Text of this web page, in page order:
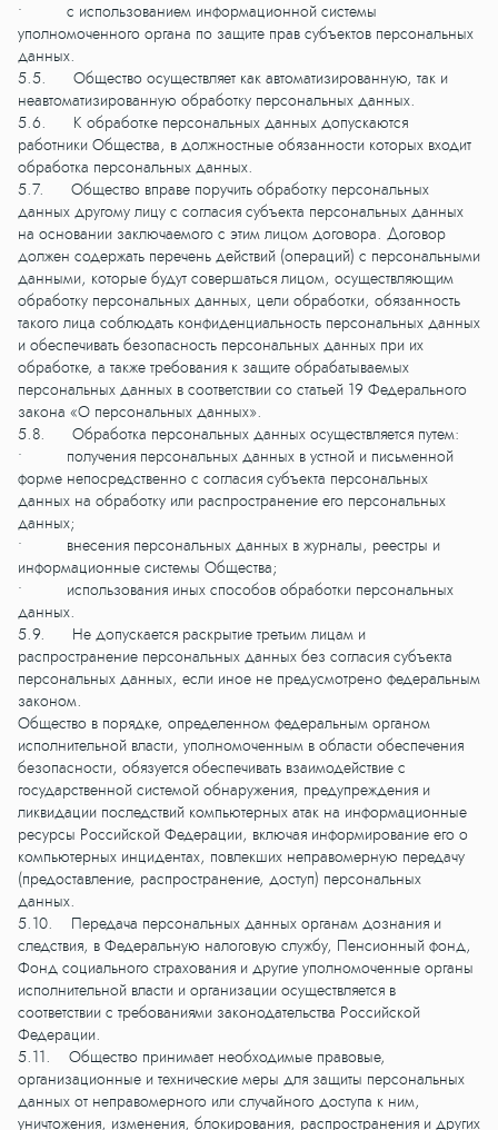
• с использованием информационной системы
уполномоченного органа по защите прав субъектов персональных
данных.
5.5. Общество осуществляет как автоматизированную, так и
неавтоматизированную обработку персональных данных.
5.6. К обработке персональных данных допускаются
работники Общества, в должностные обязанности которых входит
обработка персональных данных.
5.7. Общество вправе поручить обработку персональных
данных другому лицу с согласия субъекта персональных данных
на основании заключаемого с этим лицом договора. Договор
должен содержать перечень действий (операций) с персональными
данными, которые будут совершаться лицом, осуществляющим
обработку персональных данных, цели обработки, обязанность
такого лица соблюдать конфиденциальность персональных данных
и обеспечивать безопасность персональных данных при их
обработке, а также требования к защите обрабатываемых
персональных данных в соответствии со статьей 19 Федерального
закона «О персональных данных».
5.8. Обработка персональных данных осуществляется путем:
• получения персональных данных в устной и письменной
форме непосредственно с согласия субъекта персональных
данных на обработку или распространение его персональных
данных;
• внесения персональных данных в журналы, реестры и
информационные системы Общества;
• использования иных способов обработки персональных
данных.
5.9. Не допускается раскрытие третьим лицам и
распространение персональных данных без согласия субъекта
персональных данных, если иное не предусмотрено федеральным
законом.
Общество в порядке, определенном федеральным органом
исполнительной власти, уполномоченным в области обеспечения
безопасности, обязуется обеспечивать взаимодействие с
государственной системой обнаружения, предупреждения и
ликвидации последствий компьютерных атак на информационные
ресурсы Российской Федерации, включая информирование его о
компьютерных инцидентах, повлекших неправомерную передачу
(предоставление, распространение, доступ) персональных
данных.
5.10. Передача персональных данных органам дознания и
следствия, в Федеральную налоговую службу, Пенсионный фонд,
Фонд социального страхования и другие уполномоченные органы
исполнительной власти и организации осуществляется в
соответствии с требованиями законодательства Российской
Федерации.
5.11. Общество принимает необходимые правовые,
организационные и технические меры для защиты персональных
данных от неправомерного или случайного доступа к ним,
уничтожения, изменения, блокирования, распространения и других